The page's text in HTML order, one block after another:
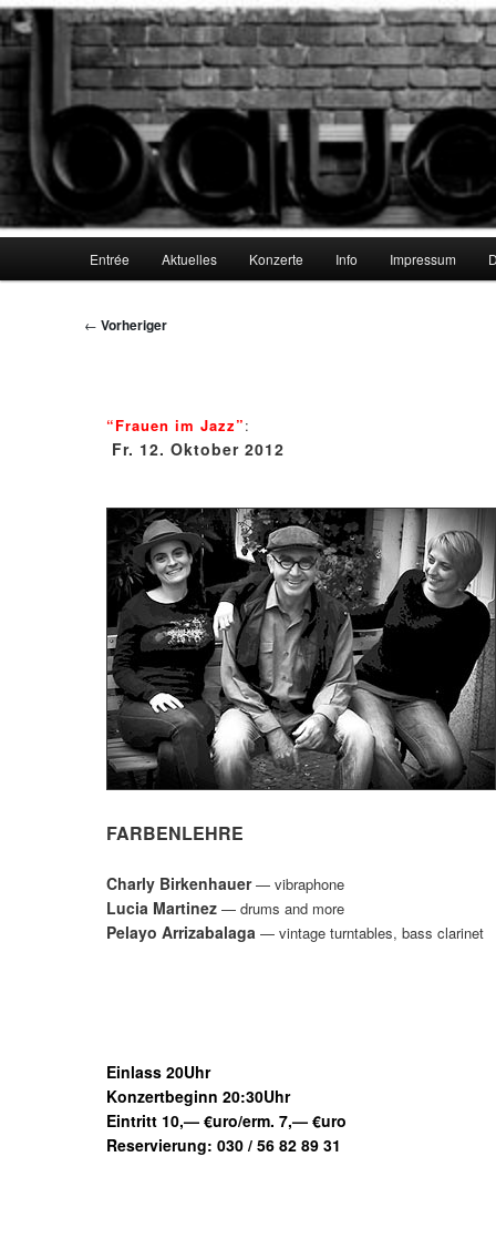
Zum
primären
Inhalt
Galerie bauchhund
Galerie und Jazzkeller
Entrée Aktuelles Konzerte Info Impressum
Beitragsnavigation
← Vorheriger
“Frauen im Jazz”:
Fr. 12. Oktober 2012
FARBENLEHRE
Charly Birkenhauer— vibraphone
Lucia Martinez — drums and more
Pelayo Arrizabalaga — vintage turntables, bass clarinet
Einlass 20Uhr
Konzertbeginn 20:30Uhr
Eintritt 10,— €uro/erm. 7,— €uro
Reservierung: 030 / 56 82 89 31